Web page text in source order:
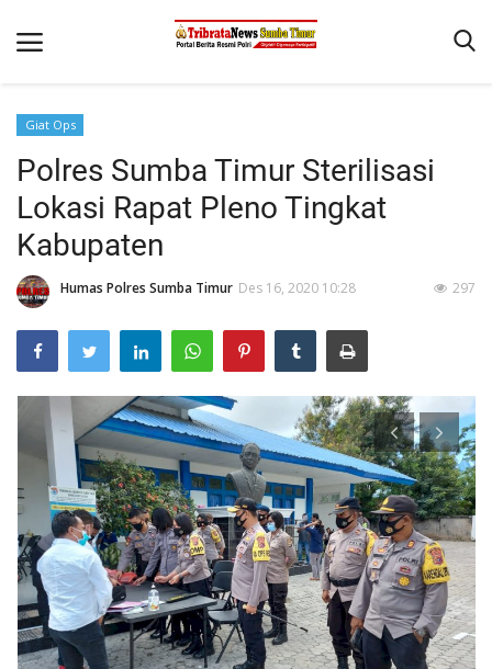
Beranda
Terms & Conditions
Reskrim
Binkam
Giat Ops
Polisi Kita
Mitra Polisi
Lantas
Jurnal Kamtibmas
Giat Ops
Polres Sumba Timur Sterilisasi
Lokasi Rapat Pleno Tingkat
Kabupaten
Humas Polres Sumba Timur Des 16, 2020 10:28 297